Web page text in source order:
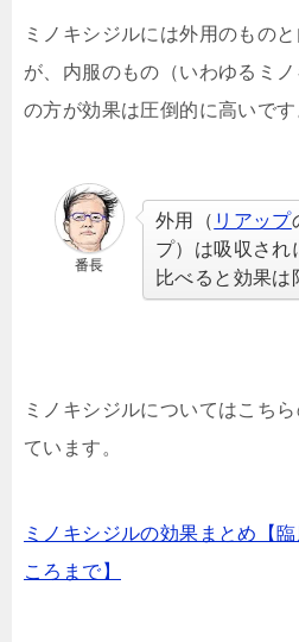
ミノキシジルには外用のもの
が、内服のもの（いわゆるミノ
の方が効果は圧倒的に高いです
番長
外用（ リアップ
プ）は吸収され
比べると効果は
ミノキシジルについてはこち
ています。
ミノキシジルの効果まとめ【
ころまで】